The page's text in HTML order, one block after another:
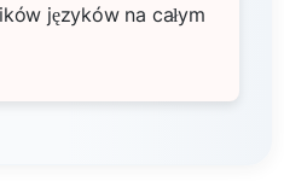
języków na całym